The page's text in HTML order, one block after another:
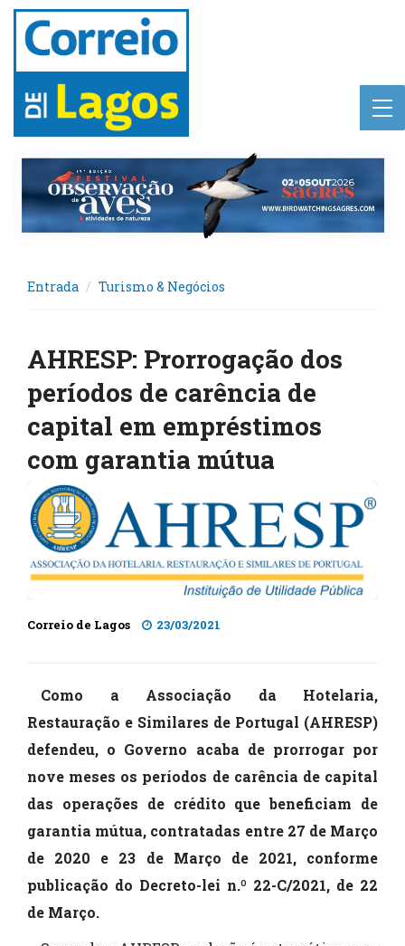
Entrada Turismo & Negócios
AHRESP: Prorrogação dos
períodos de carência de
capital em empréstimos
com garantia mútua
Correio de Lagos 23/03/2021
Como a Associação da Hotelaria,
Restauração e Similares de Portugal (AHRESP)
defendeu, o Governo acaba de prorrogar por
nove meses os períodos de carência de capital
das operações de crédito que beneficiam de
garantia mútua, contratadas entre 27 de Março
de 2020 e 23 de Março de 2021, conforme
publicação do Decreto-lei n.º 22-C/2021, de 22
de Março.